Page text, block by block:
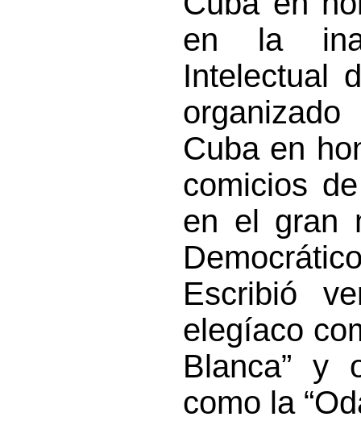
en la
Intelectual
Cuba en
comicios
en el gran
Escribió
elegíaco
Blanca” y
como la